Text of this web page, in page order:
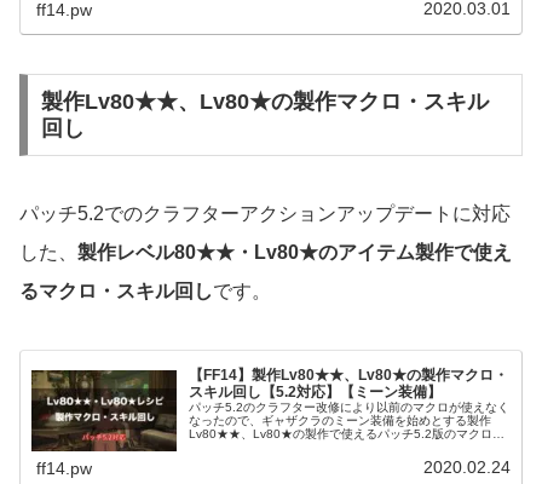
ff14.pw 2020.03.01
製作Lv80★★、Lv80★の製作マクロ・スキル
回し
パッチ5.2でのクラフターアクションアップデートに対応
した、 製作レベル80★★・Lv80★のアイテム製作で使え
るマクロ・スキル回しです。
【FF14】製作Lv80★★、Lv80★の製作マクロ・
スキル回し【5.2対応】【ミーン装備】
パッチ5.2のクラフター改修により以前のマクロが使えなく
なったので、ギャザクラのミーン装備を始めとする製作
Lv80★★、Lv80★の製作で使えるパッチ5.2版のマクロ・
ff14.pw 2020.02.24